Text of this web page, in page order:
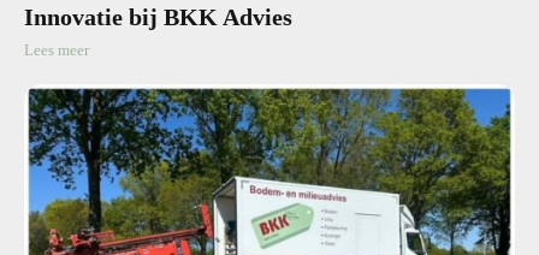
Innovatie bij BKK Advies
Lees meer